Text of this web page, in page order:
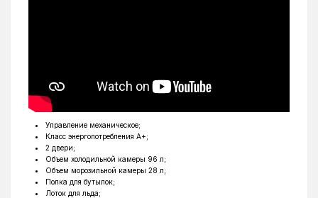
Управление механическое;
Класс энергопотребления A+;
2 двери;
Объем холодильной камеры 96 л;
Объем морозильной камеры 28 л;
Полка для бутылок;
Лоток для льда;